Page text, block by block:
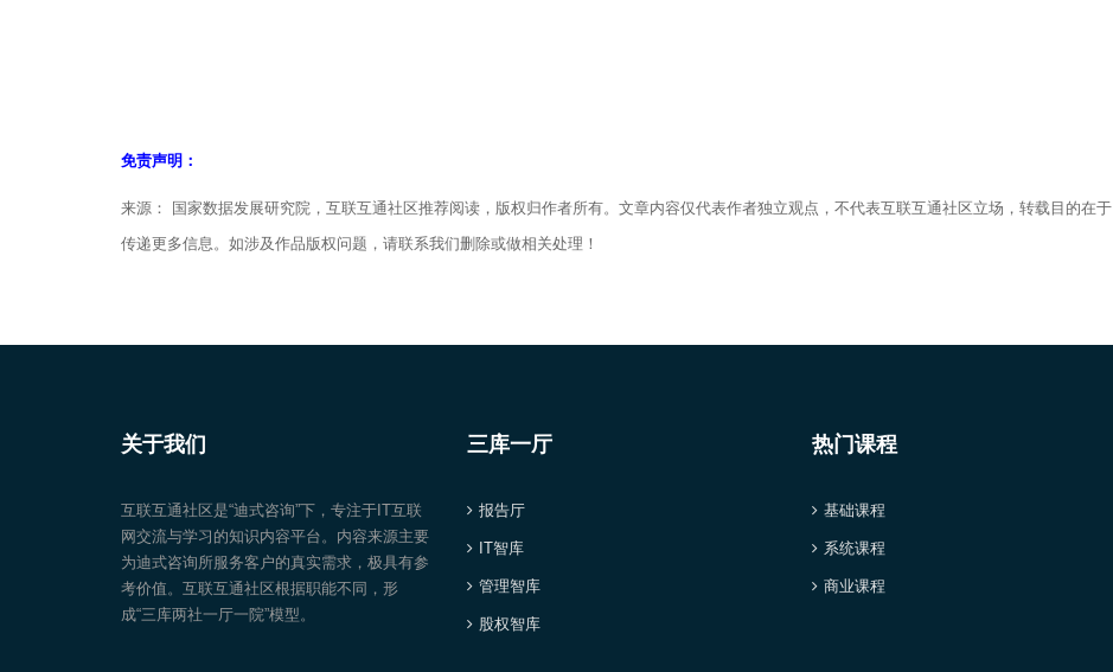
免责声明：
来源： 国家数据发展研究院，互联互通社区推荐阅读，版权归作者所有。文章内容仅代表作者独立观点，不代表互联互通社区立场，转载目的在于
传递更多信息。如涉及作品版权问题，请联系我们删除或做相关处理！
关于我们
互联互通社区是“迪式咨询”下，专注于IT互联
网交流与学习的知识内容平台。内容来源主要
为迪式咨询所服务客户的真实需求，极具有参
考价值。互联互通社区根据职能不同，形
成“三库两社一厅一院”模型。
三库一厅
报告厅
IT智库
管理智库
股权智库
热门课程
基础课程
系统课程
商业课程